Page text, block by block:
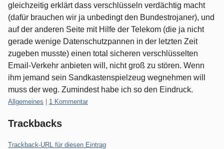
gleichzeitig erklärt dass verschlüsseln verdächtig macht
(dafür brauchen wir ja unbedingt den Bundestrojaner), und
auf der anderen Seite mit Hilfe der Telekom (die ja nicht
gerade wenige Datenschutzpannen in der letzten Zeit
zugeben musste) einen total sicheren verschlüsselten
Email-Verkehr anbieten will, nicht groß zu stören. Wenn
ihm jemand sein Sandkastenspielzeug wegnehmen will
muss der weg. Zumindest habe ich so den Eindruck.
Kategorien:
Allgemeines 1 Kommentar
Trackbacks
Trackback-URL für diesen Eintrag